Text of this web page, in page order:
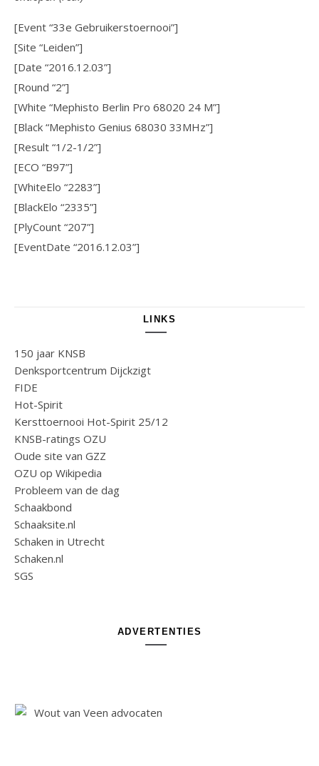
[Event “33e Gebruikerstoernooi”]
[Site “Leiden”]
[Date “2016.12.03”]
[Round “2”]
[White “Mephisto Berlin Pro 68020 24 M”]
[Black “Mephisto Genius 68030 33MHz”]
[Result “1/2-1/2”]
[ECO “B97”]
[WhiteElo “2283”]
[BlackElo “2335”]
[PlyCount “207”]
[EventDate “2016.12.03”]
LINKS
150 jaar KNSB
Denksportcentrum Dijckzigt
FIDE
Hot-Spirit
Kersttoernooi Hot-Spirit 25/12
KNSB-ratings OZU
Oude site van GZZ
OZU op Wikipedia
Probleem van de dag
Schaakbond
Schaaksite.nl
Schaken in Utrecht
Schaken.nl
SGS
ADVERTENTIES